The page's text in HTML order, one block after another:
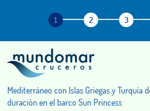
Mediterráneo con Islas Griegas y Turquía
duración en el barco Sun Princess